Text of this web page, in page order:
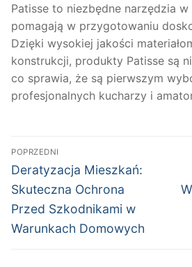
Patisse to niezbędne narzędzia
pomagają w przygotowaniu
Dzięki wysokiej jakości
konstrukcji, produkty Patisse są
co sprawia, że są pierwszym
profesjonalnych kucharzy i
Nawigacja
wpisu
POPRZEDNI
Poprzedni
wpis:
Deratyzacja Mieszkań:
Skuteczna Ochrona
Przed Szkodnikami w
Warunkach Domowych